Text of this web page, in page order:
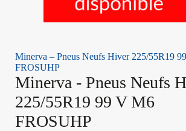
Minerva – Pneus Neufs Hiver 225/55R19
FROSUHP
Minerva - Pneus Neufs
225/55R19 99 V M6
FROSUHP